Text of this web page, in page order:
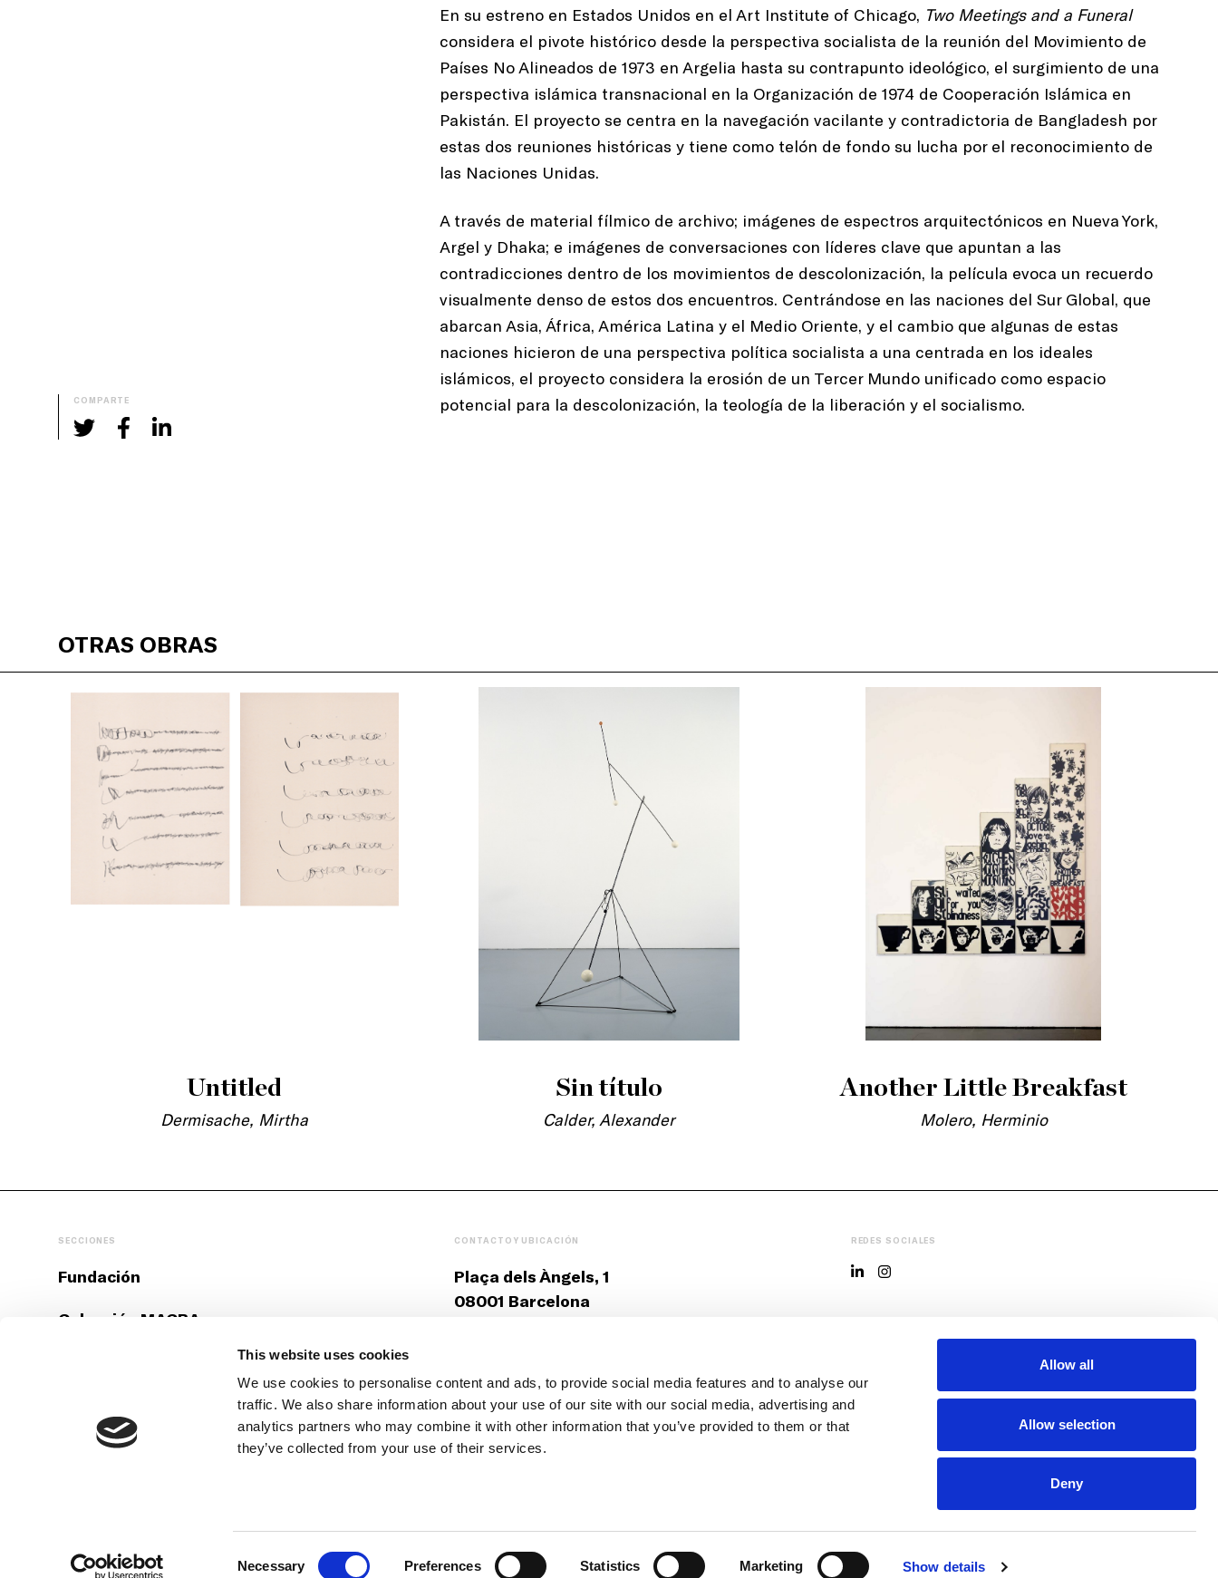
This website uses cookies
We use cookies to personalise content and ads, to provide social media features and to analyse our
traffic. We also share information about your use of our site with our social media, advertising and
analytics partners who may combine it with other information that you’ve provided to them or that
they’ve collected from your use of their services.
Necessary Preferences Statistics Marketing Show details
Allow all
Allow selection
Deny
COMPARTE
En su estreno en Estados Unidos en el Art Institute of Chicago, Two Meetings and a Funeral
considera el pivote histórico desde la perspectiva socialista de la reunión del Movimiento de
Países No Alineados de 1973 en Argelia hasta su contrapunto ideológico, el surgimiento de una
perspectiva islámica transnacional en la Organización de 1974 de Cooperación Islámica en
Pakistán. El proyecto se centra en la navegación vacilante y contradictoria de Bangladesh por
estas dos reuniones históricas y tiene como telón de fondo su lucha por el reconocimiento de
las Naciones Unidas.
A través de material fílmico de archivo; imágenes de espectros arquitectónicos en Nueva York,
Argel y Dhaka; e imágenes de conversaciones con líderes clave que apuntan a las
contradicciones dentro de los movimientos de descolonización, la película evoca un recuerdo
visualmente denso de estos dos encuentros. Centrándose en las naciones del Sur Global, que
abarcan Asia, África, América Latina y el Medio Oriente, y el cambio que algunas de estas
naciones hicieron de una perspectiva política socialista a una centrada en los ideales
islámicos, el proyecto considera la erosión de un Tercer Mundo unificado como espacio
potencial para la descolonización, la teología de la liberación y el socialismo.
OTRAS OBRAS
Untitled
Dermisache, Mirtha
Sin título
Calder, Alexander
Another Little Breakfast
Molero, Herminio
SECCIONES
Fundación
Colección MACBA
Colaboradores
CONTACTO Y UBICACIÓN
Plaça dels Àngels, 1
08001 Barcelona
fmacba@macba.cat
Contáctanos
REDES SOCIALES